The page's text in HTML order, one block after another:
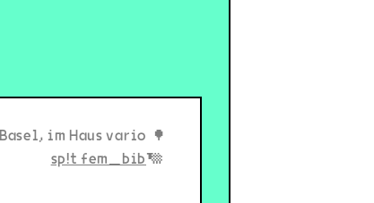
im Haus vario
sp!t fem_bib